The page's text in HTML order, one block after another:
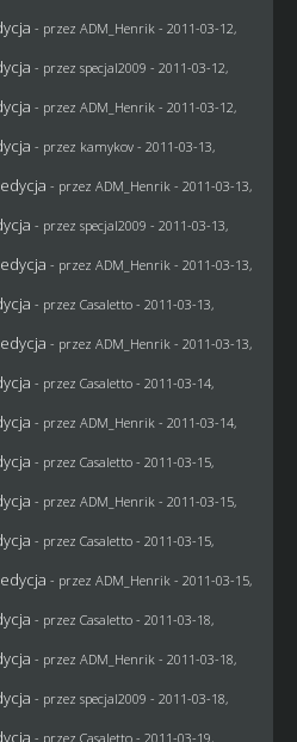
- przez ADM_Henrik - 2011-03-12,
- przez specjal2009 - 2011-03-12,
- przez ADM_Henrik - 2011-03-12,
- przez kamykov- 2011-03-13,
- przez ADM_Henrik - 2011-03-13,
- przez specjal2009 - 2011-03-13,
- przez ADM_Henrik - 2011-03-13,
- przez Casaletto- 2011-03-13,
- przez ADM_Henrik - 2011-03-13,
- przez Casaletto- 2011-03-14,
- przez ADM_Henrik - 2011-03-14,
- przez Casaletto- 2011-03-15,
- przez ADM_Henrik - 2011-03-15,
- przez Casaletto- 2011-03-15,
- przez ADM_Henrik - 2011-03-15,
- przez Casaletto- 2011-03-18,
- przez ADM_Henrik - 2011-03-18,
- przez specjal2009 - 2011-03-18,
- przez Casaletto- 2011-03-19,